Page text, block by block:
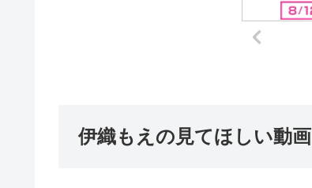
伊織もえの見てほしい動画